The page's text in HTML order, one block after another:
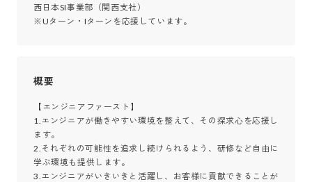
西日本SI事業部（関西支社）
※Uターン・Iターンを応援しています。
概要
【エンジニアファースト】
1.エンジニアが働きやすい環境を整えて、その探求心を応援し
ます。
2.それぞれの可能性を追求し続けられるよう、研修など自由に
学ぶ環境も提供します。
3.エンジニアがいきいきと活躍し、お客様に貢献できることが